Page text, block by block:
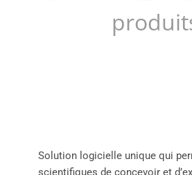
Solution logicielle unique qui
scientifiques de concevoir et